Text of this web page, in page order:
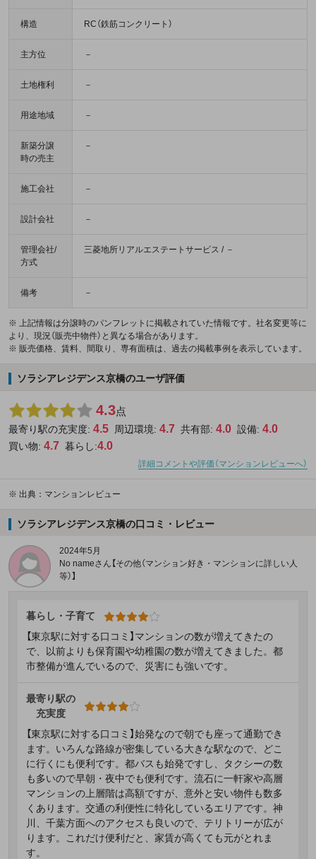
構造 RC（鉄筋コンクリート）
主方位 －
土地権利 －
用途地域 －
新築分譲
時の売主
－
施工会社 －
設計会社 －
管理会社/
方式
三菱地所リアルエステートサービス / －
備考 －
※ 上記情報は分譲時のパンフレットに掲載されていた情報です。社名変更等に
より、現況（販売中物件）と異なる場合があります。
※ 販売価格、賃料、間取り、専有面積は、過去の掲載事例を表示しています。
ソラシアレジデンス京橋のユーザ評価
4.3点
最寄り駅の充実度: 4.5 周辺環境: 4.7 共有部: 4.0 設備: 4.0
買い物: 4.7 暮らし:4.0
詳細コメントや評価（マンションレビューへ）
※ 出典：マンションレビュー
ソラシアレジデンス京橋の口コミ・レビュー
2024年5月
No nameさん【その他（マンション好き・マンションに詳しい人
等）】
暮らし・子育て
【東京駅に対する口コミ】マンションの数が増えてきたの
で、以前よりも保育園や幼稚園の数が増えてきました。都
市整備が進んでいるので、災害にも強いです。
最寄り駅の
充実度
【東京駅に対する口コミ】始発なので朝でも座って通勤でき
ます。いろんな路線が密集している大きな駅なので、どこ
に行くにも便利です。都バスも始発ですし、タクシーの数
も多いので早朝・夜中でも便利です。流石に一軒家や高層
マンションの上層階は高額ですが、意外と安い物件も数多
くあります。交通の利便性に特化しているエリアです。神
川、千葉方面へのアクセスも良いので、テリトリーが広が
ります。これだけ便利だと、家賃が高くても元がとれま
す。